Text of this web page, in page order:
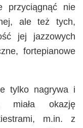
przyciągnąć nie
ale też tych,
jej jazzowych
fortepianowe
tylko nagrywa i
okazję
m.in. z